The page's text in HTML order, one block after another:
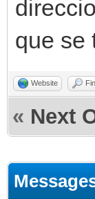
que se
Website
« Next